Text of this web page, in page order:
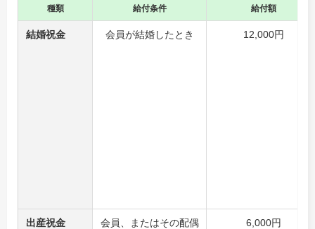
種類 給付条件 給付額
結婚祝金 会員が結婚したとき 12,000円
出産祝金
会員、またはその配偶
6,000円